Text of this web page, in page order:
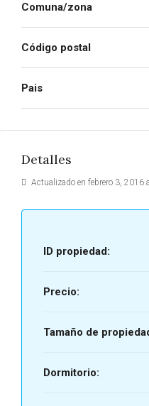
Comuna/zona
Código postal
Pais
Detalles
Actualizado en febrero 3, 2016
ID propiedad:
Precio:
Tamaño de
Dormitorio: